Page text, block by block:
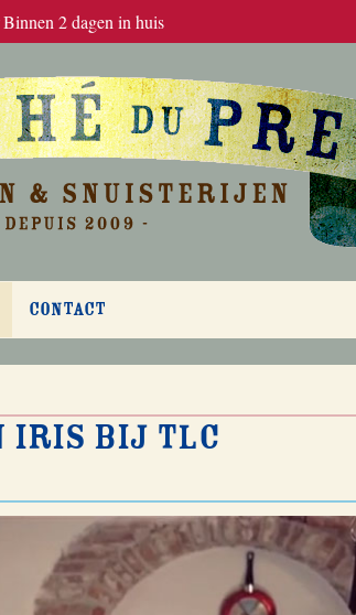
2 dagen in huis
CONTACT
bij TLC